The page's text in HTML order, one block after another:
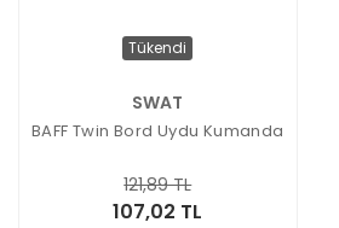
Tükendi
SWAT
BAFF Twin Bord Uydu Kumanda
107,02 TL
121,89 TL